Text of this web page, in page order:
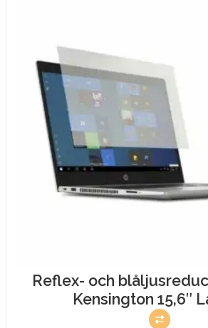
Reflex- och
Kensington 15,6″